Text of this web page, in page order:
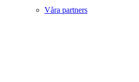
Våra partners